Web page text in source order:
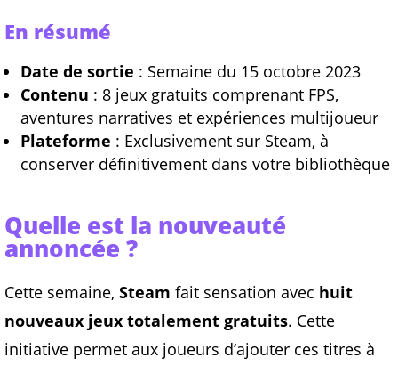
En résumé
Date de sortie : Semaine du 15 octobre 2023
Contenu : 8 jeux gratuits comprenant FPS,
aventures narratives et expériences multijoueur
Plateforme : Exclusivement sur Steam, à
conserver définitivement dans votre bibliothèque
Quelle est la nouveauté
annoncée ?
Cette semaine, Steam fait sensation avec huit
nouveaux jeux totalement gratuits. Cette
initiative permet aux joueurs d’ajouter ces titres à